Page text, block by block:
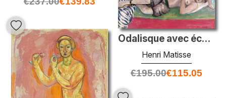
Odalisque avec écharpe verte
Henri Matisse
€195.00€115.05